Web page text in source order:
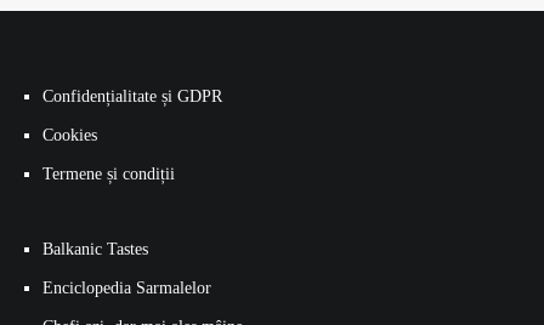
Confidențialitate și GDPR
Cookies
Termene și condiții
Balkanic Tastes
Enciclopedia Sarmalelor